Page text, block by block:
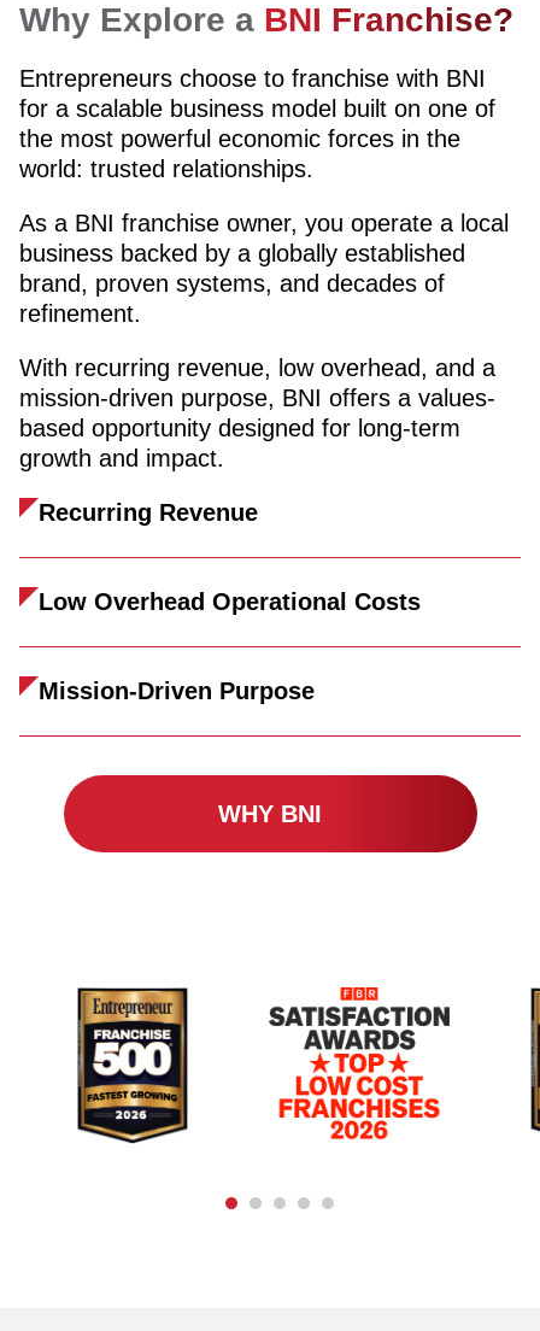
Why Explore a BNI Franchise?
Entrepreneurs choose to franchise with BNI
for a scalable business model built on one of
the most powerful economic forces in the
world: trusted relationships.
As a BNI franchise owner, you operate a local
business backed by a globally established
brand, proven systems, and decades of
refinement.
With recurring revenue, low overhead, and a
mission-driven purpose, BNI offers a values-
based opportunity designed for long-term
growth and impact.
Recurring Revenue
Low Overhead Operational Costs
Mission-Driven Purpose
WHY BNI